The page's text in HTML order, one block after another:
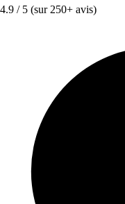
4.9 / 5 (sur 250+ avis)